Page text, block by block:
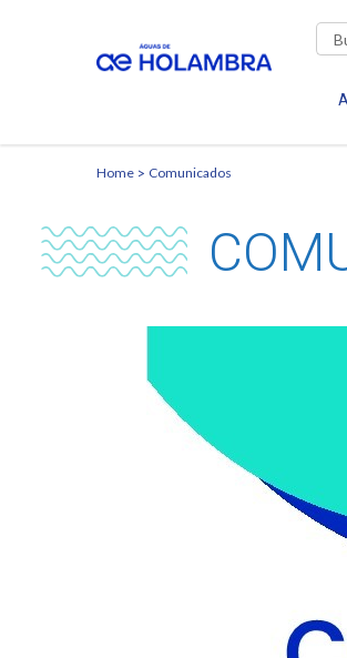
Home Comunicados